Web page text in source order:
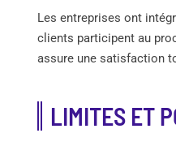
Les entreprises ont
clients participent au
assure une satisfaction
LIMITES ET